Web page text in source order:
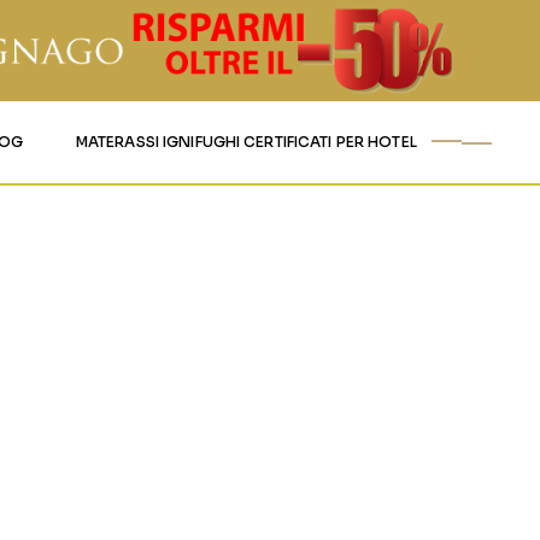
MATERASSI IGNIFUGHI CERTIFICATI PER HOTEL